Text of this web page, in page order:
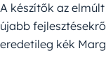
A készítők az
újabb
eredetileg kék